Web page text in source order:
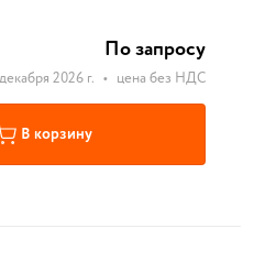
По запросу
2026 г. • цена без НДС
В корзину